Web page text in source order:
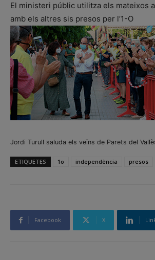
El ministeri públic utilitza els mateixos
amb els altres sis presos per l’1-O
Jordi Turull saluda els veïns de Parets del
ETIQUETES 1o independència presos
Facebook X